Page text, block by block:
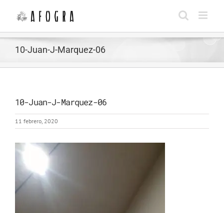
contenido
10-Juan-J-Marquez-06
10-Juan-J-Marquez-06
11 febrero, 2020